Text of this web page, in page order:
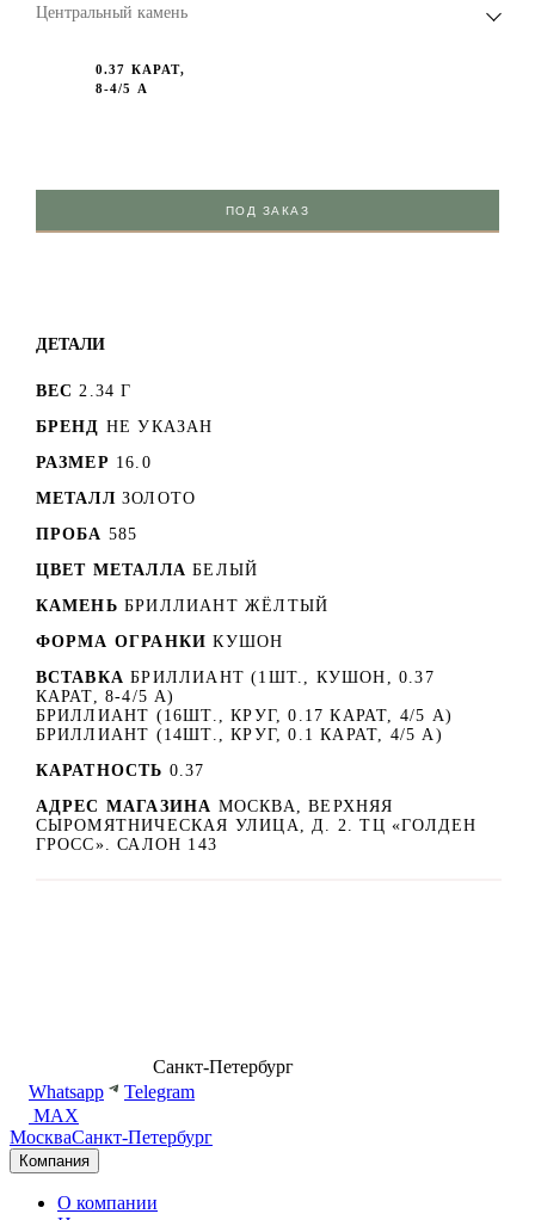
Центральный камень
0.37 КАРАТ,
8-4/5 А
ПОД ЗАКАЗ
ДЕТАЛИ
ВЕС 2.34 Г
БРЕНД НЕ УКАЗАН
РАЗМЕР 16.0
МЕТАЛЛ ЗОЛОТО
ПРОБА 585
ЦВЕТ МЕТАЛЛА БЕЛЫЙ
КАМЕНЬ БРИЛЛИАНТ ЖЁЛТЫЙ
ФОРМА ОГРАНКИ КУШОН
ВСТАВКА БРИЛЛИАНТ (1ШТ., КУШОН, 0.37
КАРАТ, 8-4/5 А)
БРИЛЛИАНТ (16ШТ., КРУГ, 0.17 КАРАТ, 4/5 А)
БРИЛЛИАНТ (14ШТ., КРУГ, 0.1 КАРАТ, 4/5 А)
КАРАТНОСТЬ 0.37
АДРЕС МАГАЗИНА МОСКВА, ВЕРХНЯЯ
СЫРОМЯТНИЧЕСКАЯ УЛИЦА, Д. 2. ТЦ «ГОЛДЕН
ГРОСС». САЛОН 143
Санкт-Петербург
Whatsapp
Telegram
MAX
МоскваСанкт-Петербург
Компания
О компании